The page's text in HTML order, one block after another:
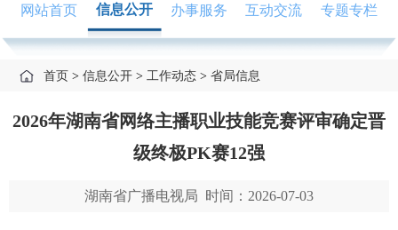
网站首页 信息公开 办事服务 互动交流 专题专栏
首页 > 信息公开 > 工作动态 > 省局信息
2026年湖南省网络主播职业技能竞赛评审确定晋
级终极PK赛12强
湖南省广播电视局 时间：2026-07-03